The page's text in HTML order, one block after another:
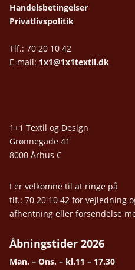
Handelsbetingelser
Privatlivspolitik
Tlf.: 70 20 10 42
E-mail: 1x1@1x1textil.dk
1+1 Textil og Design
Grønnegade 41
8000 Århus C
I er velkomne til at ringe på
tlf.: 70 20 10 42 for vejledning
afhentning eller forsendelse
Åbningstider 2026
Man. – Ons. – kl.11 – 17.30